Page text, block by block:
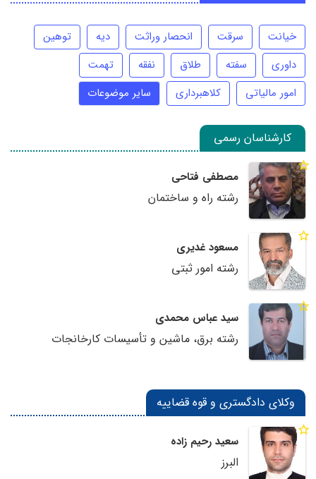
خیانت سرقت انحصار وراثت دیه
توهین
داوری
سفته طلاق نفقه
تهمت
امور مالیاتی
کلاهبرداری سایر موضوعات
کارشناسان رسمی
مصطفی فتاحی
رشته راه و ساختمان
مسعود غدیری
رشته امور ثبتی
سید عباس محمدی
رشته برق، ماشین و تأسیسات کارخانجات
وکلای دادگستری و قوه قضاییه
سعید رحیم زاده
البرز